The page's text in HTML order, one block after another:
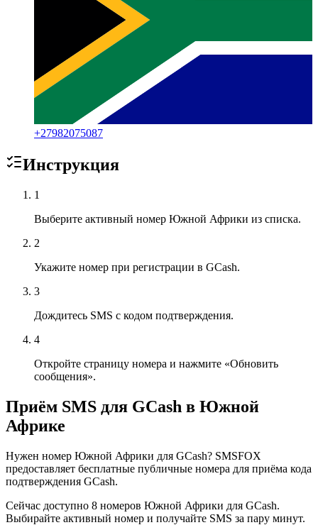
+27982075087
Инструкция
1
Выберите активный номер Южной Африки из списка.
2
Укажите номер при регистрации в GCash.
3
Дождитесь SMS с кодом подтверждения.
4
Откройте страницу номера и нажмите «Обновить
сообщения».
Приём SMS для GCash в Южной
Африке
Нужен номер Южной Африки для GCash? SMSFOX
предоставляет бесплатные публичные номера для приёма кода
подтверждения GCash.
Сейчас доступно 8 номеров Южной Африки для GCash.
Выбирайте активный номер и получайте SMS за пару минут.